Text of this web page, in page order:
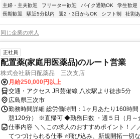
主婦・主夫歓迎
フリーター歓迎 バイク通勤OK 学生歓迎
長期歓迎
駅近5分以内 週2・3日からOK シフト制 社割
同じ企業の求人
正社員
配置薬(家庭用医薬品)のルート営業
株式会社新日配薬品 三次支店
月給250,000円以上
交通・アクセス JR芸備線 八次駅より徒歩5分
広島県三次市
勤務時間詳細 総労働時間：1ヶ月あたり160時
憩120分） ※直帰可 ◆勤務日数 ・週５日（月～
仕事内容 ＼＼この求人のおすすめポイント！／
てつづけられる仕事 ⭐飛び込み、新規開拓一切